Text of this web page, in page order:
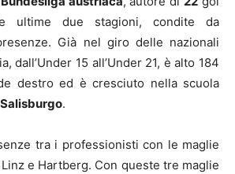
ultime due stagioni, condite da
Già nel giro delle nazionali
dall’Under 15 all’Under 21, è alto 184
destro ed è cresciuto nella scuola
.
tra i professionisti con le maglie
e Hartberg. Con queste tre maglie